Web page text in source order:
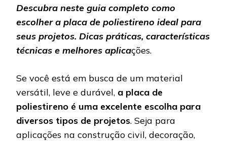
SEUS
PROJETOS
Descubra neste guia completo como
escolher a placa de poliestireno ideal para
seus projetos. Dicas práticas, características
técnicas e melhores aplicações.
Se você está em busca de um material
versátil, leve e durável, a placa de
poliestireno é uma excelente escolha para
diversos tipos de projetos. Seja para
aplicações na construção civil, decoração,